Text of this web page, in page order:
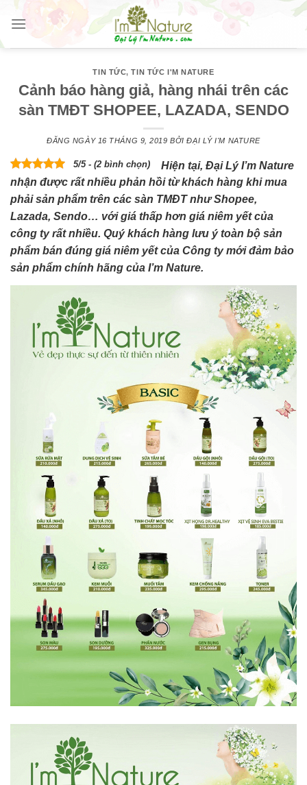
Skip
content
TIN TỨC,TIN TỨC I'M NATURE
Cảnh báo hàng giả, hàng nhái trên các
sàn TMĐT SHOPEE, LAZADA, SENDO
ĐĂNG NGÀY 16 THÁNG 9, 2019 BỞIĐẠI LÝ I'M NATURE
5/5 - (2 bình chọn)
Hiện tại, Đại Lý I’m Nature
nhận được rất nhiều phản hồi từ khách hàng khi mua
phải sản phẩm trên các sàn TMĐT như Shopee,
Lazada, Sendo… với giá thấp hơn giá niêm yết của
công ty rất nhiều. Quý khách hàng lưu ý toàn bộ sản
phẩm bán đúng giá niêm yết của Công ty mới đảm bảo
sản phẩm chính hãng của I’m Nature.